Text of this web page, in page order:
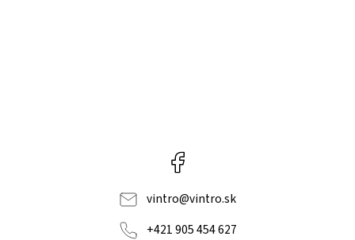
vintro@vintro.sk
+421 905 454 627